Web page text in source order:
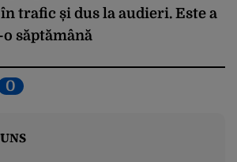
trafic și dus la audieri. Este a
săptămână
0